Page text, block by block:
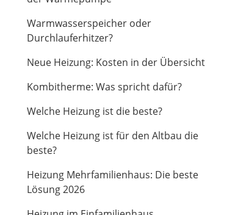
Warmwasserspeicher oder
Durchlauferhitzer?
Neue Heizung: Kosten in der Übersicht
Kombitherme: Was spricht dafür?
Welche Heizung ist die beste?
Welche Heizung ist für den Altbau die
beste?
Heizung Mehrfamilienhaus: Die beste
Lösung 2026